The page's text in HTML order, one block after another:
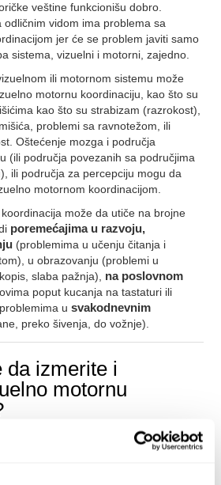
veštine funkcionišu dobro.
vidom ima problema sa
jer će se problem javiti samo
sistema, vizuelni i motorni, zajedno.
ili motornom sistemu može
motornu koordinaciju, kao što su
kao što su strabizam (razrokost),
problemi sa ravnotežom, ili
Oštećenje mozga i područja
(ili područja povezanih sa područjima
ili područja za percepciju mogu da
motornom koordinacijom.
može da utiče na brojne
poremećajima u razvoju,
(problemima u učenju čitanja i
u obrazovanju (problemi u
slaba pažnja), na poslovnom
poput kucanja na tastaturi ili
usvakodnevnim
preko šivenja, do vožnje).
da izmerite i
motornu
svoju vizuelno motornu koordinaciju